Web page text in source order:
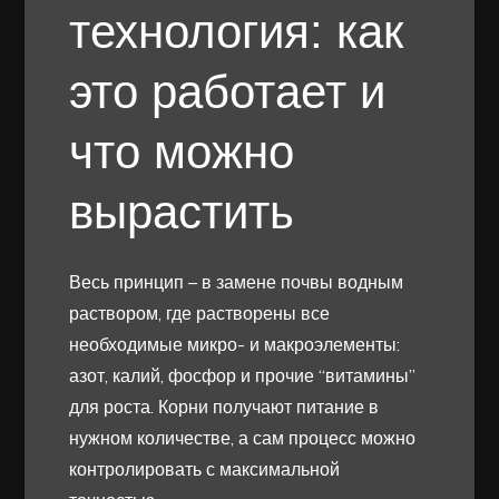
технология: как
это работает и
что можно
вырастить
Весь принцип – в замене почвы водным
раствором, где растворены все
необходимые микро- и макроэлементы:
азот, калий, фосфор и прочие “витамины”
для роста. Корни получают питание в
нужном количестве, а сам процесс можно
контролировать с максимальной